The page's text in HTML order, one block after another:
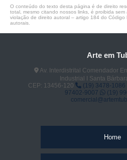
O conteúdo do texto desta página é de direito
total, mesmo citando nossos links, é proibida
violação de direito autoral – artigo 184 do Código
autorais
Arte em
Av. Interdistrital Comendador
Industrial I Santa
CEP: 13456-120
(19) 3478-1086
97402-9007
(19)
Home